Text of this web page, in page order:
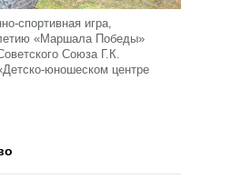
спортивная игра,
«Маршала Победы»
Союза Г.К.
юношеском центре